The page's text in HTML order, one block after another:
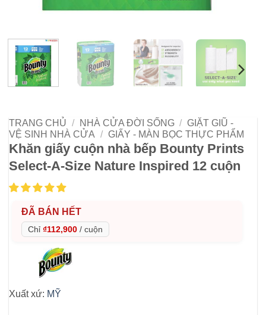
TRANG CHỦ / NHÀ CỬA ĐỜI SỐNG / GIẶT GIŨ -
VỆ SINH NHÀ CỬA / GIẤY - MÀN BỌC THỰC PHẨM
Khăn giấy cuộn nhà bếp Bounty Prints
Select-A-Size Nature Inspired 12 cuộn
ĐÃ BÁN HẾT
Chỉ ₫112,900 / cuộn
Xuất xứ: MỸ